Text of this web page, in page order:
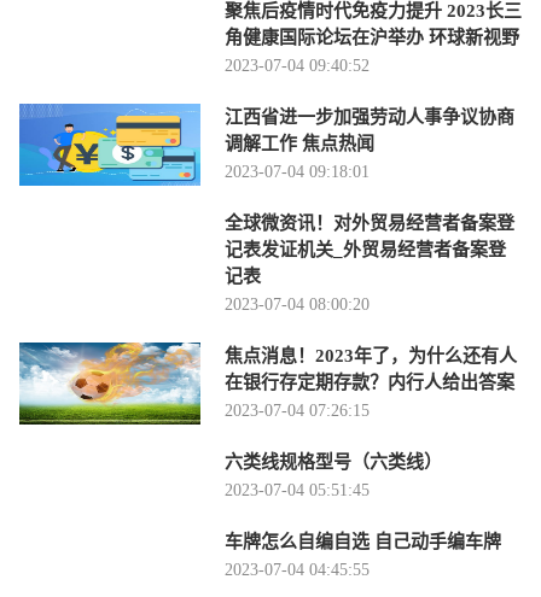
聚焦后疫情时代免疫力提升 2023长三
角健康国际论坛在沪举办 环球新视野
2023-07-04 09:40:52
江西省进一步加强劳动人事争议协商
调解工作 焦点热闻
2023-07-04 09:18:01
全球微资讯！对外贸易经营者备案登
记表发证机关_外贸易经营者备案登
记表
2023-07-04 08:00:20
焦点消息！2023年了，为什么还有人
在银行存定期存款？内行人给出答案
2023-07-04 07:26:15
六类线规格型号（六类线）
2023-07-04 05:51:45
车牌怎么自编自选 自己动手编车牌
2023-07-04 04:45:55